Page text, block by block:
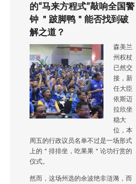
的“马来方程式”敲响全国警
钟 ＂跛脚鸭＂能否找到破
解之道？
森美兰
州权杖
已然交
接，新
任大臣
依斯迈
拉欣坐
稳大
位，本
周五的行政议员名单不过是一场形式
上的＂排排坐，吃果果＂论功行赏的
仪式。
然而，这场州选的余波绝非涟漪，而